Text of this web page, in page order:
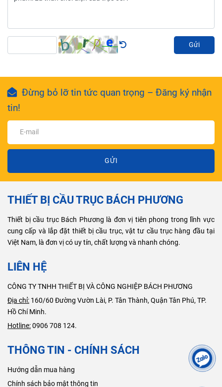
Gửi
Đừng bỏ lỡ tin tức quan trọng – Đăng ký nhận
tin!
GỬI
THIẾT BỊ CẦU TRỤC BÁCH PHƯƠNG
Thiết bị cầu trục Bách Phương là đơn vị tiên phong trong lĩnh vực
cung cấp và lắp đặt thiết bị cầu trục, vật tư cầu trục hàng đầu tại
Việt Nam, là đơn vị có uy tín, chất lượng và nhanh chóng.
LIÊN HỆ
CÔNG TY TNHH THIẾT BỊ VÀ CÔNG NGHIỆP BÁCH PHƯƠNG
Địa chỉ: 160/60 Đường Vườn Lài, P. Tân Thành, Quận Tân Phú, TP.
Hồ Chí Minh.
Hotline:0906 708 124.
THÔNG TIN - CHÍNH SÁCH
Hướng dẫn mua hàng
Chính sách bảo mật thông tin